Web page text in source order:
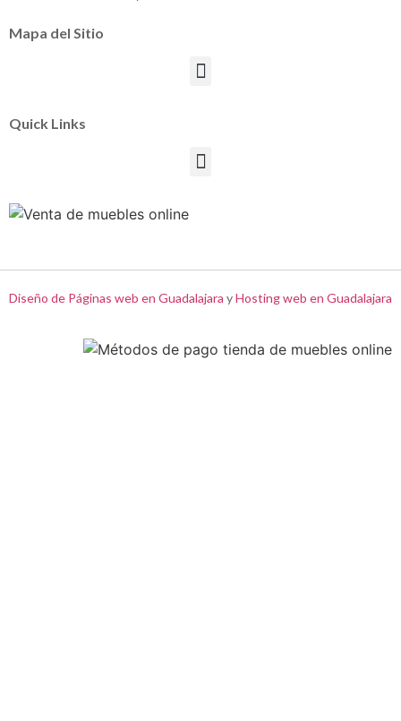
Mapa del Sitio
Quick Links
Diseño de Páginas web en Guadalajara yHosting web en Guadalajara